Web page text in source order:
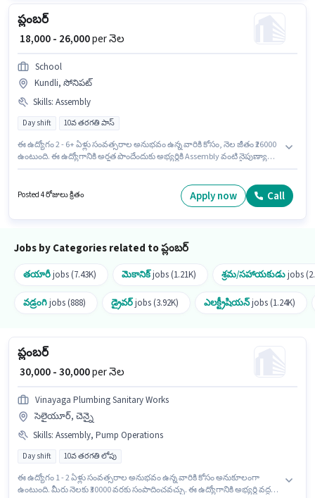
ప్లంబర్
₹ 18,000 - 26,000per నెల
School
Kundli, సోనిపట్
Skills: Assembly
Day shift 10వ తరగతి పాస్
ఈ ఉద్యోగం 2 - 6+ ఏళ్లు సంవత్సరాల అనుభవం ఉన్న వారికి కోసం, నెల జీతం ₹26000
ఉంటుంది. ఈ ఉద్యోగానికి అర్హత పొందేందుకు అభ్యర్థికి Assembly వంటి నైపుణ్యాలు
ఇందులో DAY shift మరియు వారానికి 6 days working ఉంటాయి. ఈ ఉద్యోగం
Posted 4 రోజులు క్రితం Apply now Call
Jobs by Categories related to ప్లంబర్
తయారీjobs (7.43K) మెకానిక్jobs (1.21K) శ్రమ/సహాయకుడుjobs
వడ్రంగిjobs (888) డ్రైవర్jobs (3.92K) ఎలక్ట్రీషియన్jobs (1.24K)
ప్లంబర్
₹ 30,000 - 30,000per నెల
Vinayaga Plumbing Sanitary Works
సెలైయూర్, చెన్నై
Skills: Assembly, Pump Operations
Day shift 10వ తరగతి లోపు
ఈ ఉద్యోగం 1 - 2 ఏళ్లు సంవత్సరాల అనుభవం ఉన్న వారికి కోసం అనుకూలంగా
ఉంటుంది. మీరు నెలకు ₹30000 వరకు సంపాదించవచ్చు. ఈ ఉద్యోగానికి అభ్యర్థి వద్ద